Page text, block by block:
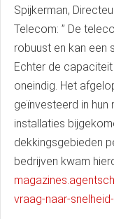
Spijkerman,
Telecom: ’’ De
robuust en kan een
Echter de
oneindig. Het
geïnvesteerd in hun
installaties
dekkingsgebieden
bedrijven kwam
vraag-naar-